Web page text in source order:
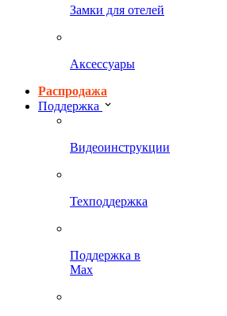
Замки для отелей
Аксессуары
Распродажа
Поддержка
Видеоинструкции
Техподдержка
Поддержка в
Max